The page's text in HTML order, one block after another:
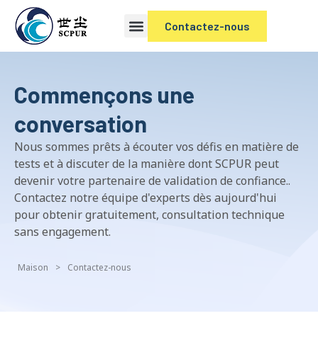
Contactez-nous
Commençons une
conversation
Nous sommes prêts à écouter vos défis en matière de
tests et à discuter de la manière dont SCPUR peut
devenir votre partenaire de validation de confiance..
Contactez notre équipe d'experts dès aujourd'hui
pour obtenir gratuitement, consultation technique
sans engagement.
Maison > Contactez-nous